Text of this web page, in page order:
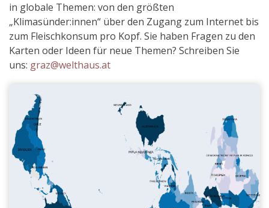
in globale Themen: von den größten
„Klimasünder:innen“ über den Zugang zum Internet bis
zum Fleischkonsum pro Kopf. Sie haben Fragen zu den
Karten oder Ideen für neue Themen? Schreiben Sie
uns: graz@welthaus.at